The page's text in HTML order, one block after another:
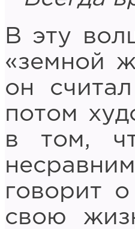
В эту
«земной
он
потом
в том,
говорит
свою